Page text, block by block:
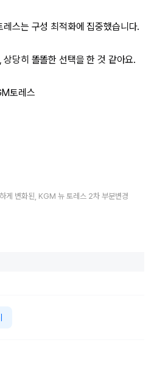
스는 구성 최적화에 집중했습니다.
당히 똘똘한 선택을 한 것 같아요.
토레스
게 변화된, KGM 뉴 토레스 2차 부분변경